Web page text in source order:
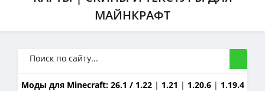
МАЙНКРАФТ
Моды для Minecraft: 26.1 / 1.22 | 1.21 | 1.20.6 | 1.19.4